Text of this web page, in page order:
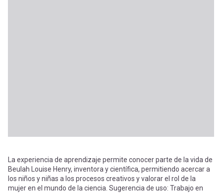
La experiencia de aprendizaje permite conocer parte de la vida de
Beulah Louise Henry, inventora y científica, permitiendo acercar a
los niños y niñas a los procesos creativos y valorar el rol de la
mujer en el mundo de la ciencia. Sugerencia de uso: Trabajo en